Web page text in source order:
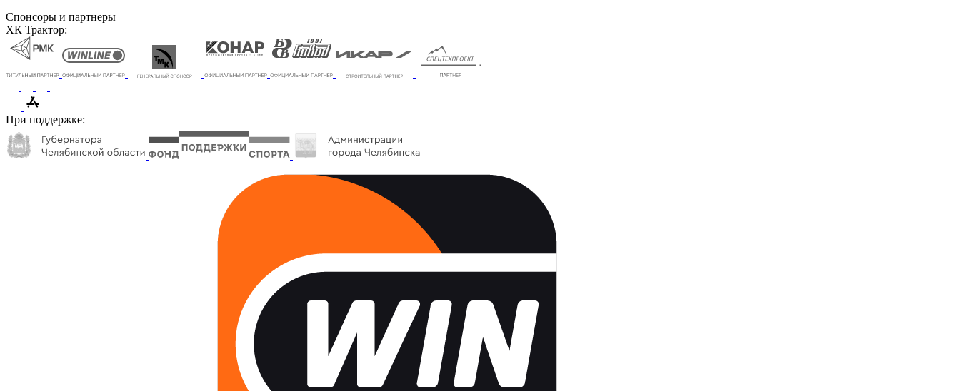
Спонсоры и партнеры
ХК Трактор:
При поддержке: